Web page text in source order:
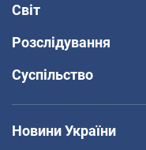
Світ
Розслідування
Суспільство
Новини України